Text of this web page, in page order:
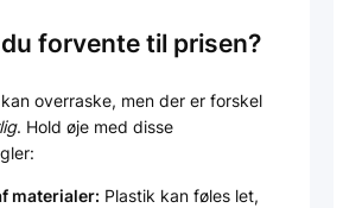
forvente til prisen?
overraske, men der er forskel
. Hold øje med disse
materialer: Plastik kan føles let,